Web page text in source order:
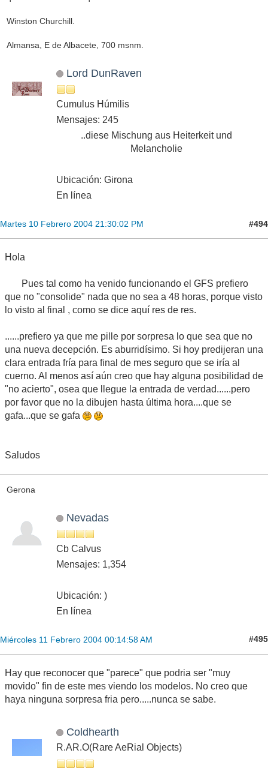
Winston Churchill.
Almansa, E de Albacete, 700 msnm.
Lord DunRaven
Cumulus Húmilis
Mensajes: 245
..diese Mischung aus Heiterkeit und
Melancholie
Ubicación: Girona
En línea
Martes 10 Febrero 2004 21:30:02 PM #494
Hola
Pues tal como ha venido funcionando el GFS prefiero
que no "consolide" nada que no sea a 48 horas, porque visto
lo visto al final , como se dice aquí res de res.
......prefiero ya que me pille por sorpresa lo que sea que no
una nueva decepción. Es aburridísimo. Si hoy predijeran una
clara entrada fría para final de mes seguro que se iría al
cuerno. Al menos así aún creo que hay alguna posibilidad de
"no acierto", osea que llegue la entrada de verdad......pero
por favor que no la dibujen hasta última hora....que se
gafa...que se gafa
Saludos
Gerona
Nevadas
Cb Calvus
Mensajes: 1,354
Ubicación: )
En línea
Miércoles 11 Febrero 2004 00:14:58 AM #495
Hay que reconocer que "parece" que podria ser "muy
movido" fin de este mes viendo los modelos. No creo que
haya ninguna sorpresa fria pero.....nunca se sabe.
Coldhearth
R.AR.O(Rare AeRial Objects)